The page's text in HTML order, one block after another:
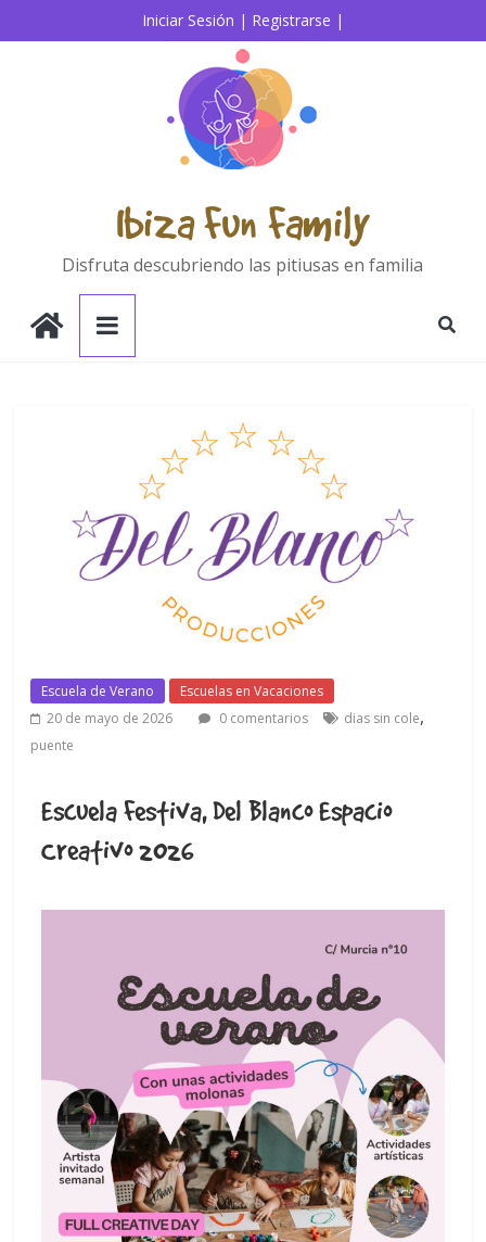
Iniciar Sesión | Registrarse |
Ibiza Fun Family
Disfruta descubriendo las pitiusas en familia
Escuela de Verano
Escuelas en Vacaciones
20 de mayo de 2026
0 comentarios dias sin cole,
puente
Escuela Festiva, Del Blanco Espacio
Creativo 2026